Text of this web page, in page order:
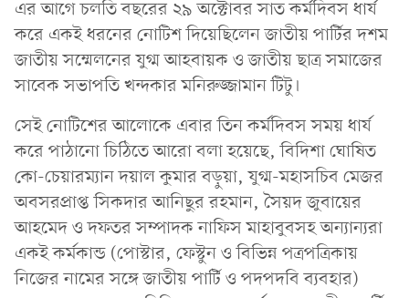
এর আগে চলতি বছরের ২৯ অক্টোবর সাত কর্মদিবস ধার্য
করে একই ধরনের নোটিশ দিয়েছিলেন জাতীয় পার্টির দশম
জাতীয় সম্মেলনের যুগ্ম আহবায়ক ও জাতীয় ছাত্র সমাজের
সাবেক সভাপতি খন্দকার মনিরুজ্জামান টিটু।
সেই নোটিশের আলোকে এবার তিন কর্মদিবস সময় ধার্য
করে পাঠানো চিঠিতে আরো বলা হয়েছে, বিদিশা ঘোষিত
কো-চেয়ারম্যান দয়াল কুমার বড়ুয়া, যুগ্ম-মহাসচিব মেজর
অবসরপ্রাপ্ত সিকদার আনিছুর রহমান, সৈয়দ জুবায়ের
আহমেদ ও দফতর সম্পাদক নাফিস মাহাবুবসহ অন্যান্যরা
একই কর্মকান্ড (পোস্টার, ফেস্টুন ও বিভিন্ন পত্রপত্রিকায়
নিজের নামের সঙ্গে জাতীয় পার্টি ও পদপদবি ব্যবহার)